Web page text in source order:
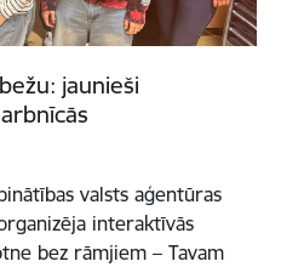
jaunieši
valsts aģentūras
interaktīvās
bez rāmjiem – Tavam